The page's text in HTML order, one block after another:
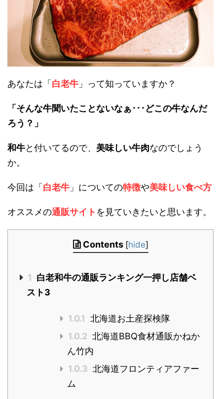
あなたは「 白老牛 」って知っていますか？
「そんな牛聞いたことないなぁ･･･どこの牛なんだ
ろう？」
和牛と付いてるので、 美味しい牛肉なのでしょう
か。
今回は「 白老牛 」についての特徴や美味しい食べ方
オススメの通販サイト を見ていきたいと思います。
Contents [hide]
1 白老和牛の通販ランキング一押し店舗ベ
スト3
1.0.1 北海道お土産探検隊
1.0.2 北海道BBQ食材通販かねか
ん竹内
1.0.3 北海道フロンティアファー
ム